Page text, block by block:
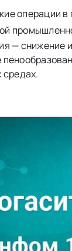
операции в
— снижение и
средах.